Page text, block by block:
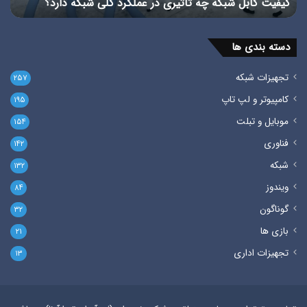
دارد؟
دسته بندی ها
تجهیزات شبکه ۲۵۷
کامپیوتر و لپ تاپ ۱۹۵
موبایل و تبلت ۱۵۴
فناوری ۱۴۲
شبکه ۱۳۲
ویندوز ۸۴
گوناگون ۳۲
بازی ها ۲۱
تجهیزات اداری ۱۳